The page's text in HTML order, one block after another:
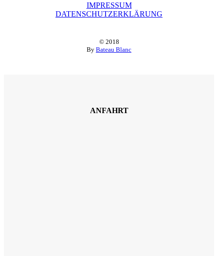
IMPRESSUM
DATENSCHUTZERKLÄRUNG
© 2018
By Bateau Blanc
ANFAHRT